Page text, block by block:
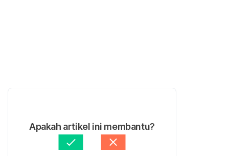
Apakah artikel ini membantu?